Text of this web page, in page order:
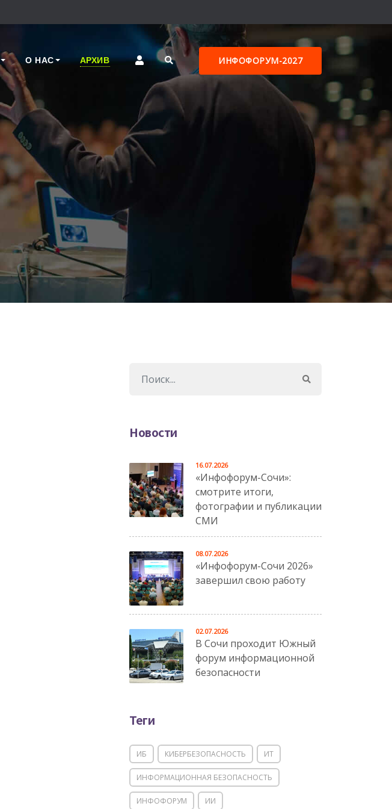
О НАС АРХИВ ИНФОФОРУМ-2027
Новости
«Инфофорум-Сочи»:
смотрите итоги,
фотографии и публикации
СМИ
16.07.2026
«Инфофорум-Сочи 2026»
завершил свою работу
08.07.2026
В Сочи проходит Южный
форум информационной
безопасности
02.07.2026
Теги
ИБ КИБЕРБЕЗОПАСНОСТЬ ИТ
ИНФОРМАЦИОННАЯ БЕЗОПАСНОСТЬ
ИНФОФОРУМ ИИ